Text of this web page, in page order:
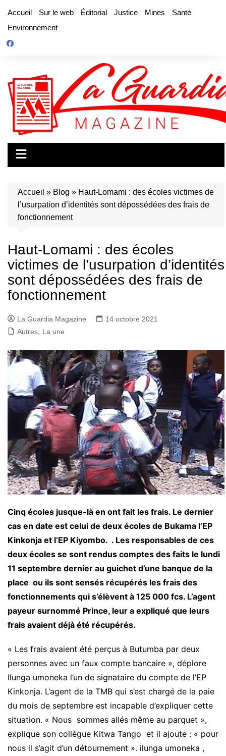
contenu
Accueil Sur le web Éditorial Justice Mines
Santé
Environnement
Accueil » Blog » Haut-Lomami : des écoles victimes de
l’usurpation d’identités sont dépossédées des frais de
fonctionnement
Haut-Lomami : des écoles
victimes de l’usurpation d’identités
sont dépossédées des frais de
fonctionnement
La Guardia Magazine
14 octobre 2021
Autres
La une
Cinq écoles jusque-là en ont fait les frais. Le dernier
cas en date est celui de deux écoles de Bukama l’EP
Kinkonja et l’EP Kiyombo. . Les responsables de ces
deux écoles se sont rendus comptes des faits le lundi
11 septembre dernier au guichet d’une banque de la
place ou ils sont sensés récupérés les frais des
fonctionnements qui s’élèvent à 125 000 fcs. L’agent
payeur surnommé Prince, leur a expliqué que leurs
frais avaient déjà été récupérés.
« Les frais avaient été perçus à Butumba par deux
personnes avec un faux compte bancaire », déplore
Ilunga umoneka l’un de signataire du compte de l’EP
Kinkonja. L’agent de la TMB qui s’est chargé de la paie
du mois de septembre est incapable d’expliquer cette
situation. « Nous sommes allés même au parquet »,
explique son collègue Kitwa Tango et il ajoute : « pour
nous il s’agit d’un détournement ». ilunga umoneka ,